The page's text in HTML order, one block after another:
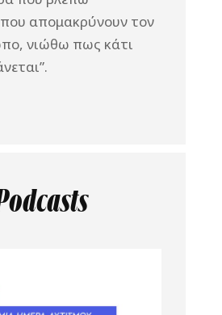
απομακρύνουν τον
νιώθω πως κάτι